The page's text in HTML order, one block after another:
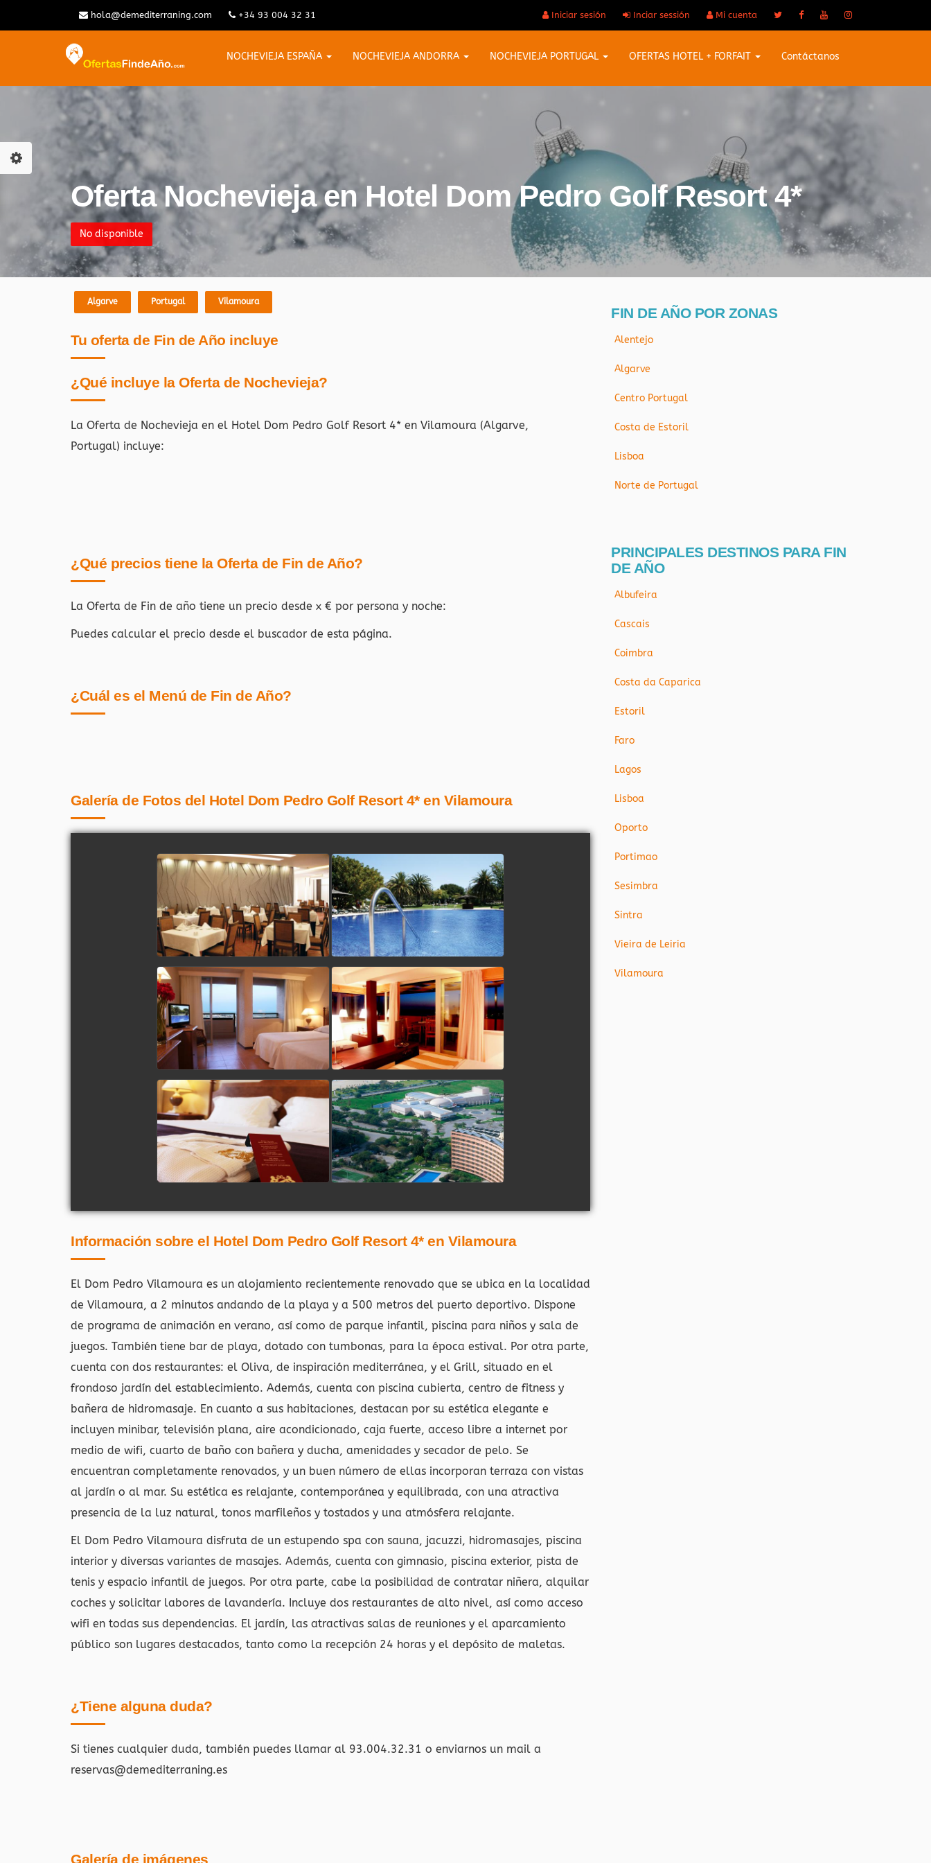
hola@demediterraning.com +34 93 004 32 31 Iniciar sesión Inciar sessión Mi cuenta
NOCHEVIEJA ESPAÑA NOCHEVIEJA ANDORRA NOCHEVIEJA PORTUGAL OFERTAS HOTEL + FORFAIT Contáctanos
Oferta Nochevieja en Hotel Dom Pedro Golf Resort 4*
No disponible
Algarve Portugal Vilamoura
Tu oferta de Fin de Año incluye
¿Qué incluye la Oferta de Nochevieja?
La Oferta de Nochevieja en el Hotel Dom Pedro Golf Resort 4* en Vilamoura (Algarve,
Portugal) incluye:
¿Qué precios tiene la Oferta de Fin de Año?
La Oferta de Fin de año tiene un precio desde x € por persona y noche:
Puedes calcular el precio desde el buscador de esta página.
¿Cuál es el Menú de Fin de Año?
Galería de Fotos del Hotel Dom Pedro Golf Resort 4* en Vilamoura
Información sobre el Hotel Dom Pedro Golf Resort 4* en Vilamoura
El Dom Pedro Vilamoura es un alojamiento recientemente renovado que se ubica en la localidad
de Vilamoura, a 2 minutos andando de la playa y a 500 metros del puerto deportivo. Dispone
de programa de animación en verano, así como de parque infantil, piscina para niños y sala de
juegos. También tiene bar de playa, dotado con tumbonas, para la época estival. Por otra parte,
cuenta con dos restaurantes: el Oliva, de inspiración mediterránea, y el Grill, situado en el
frondoso jardín del establecimiento. Además, cuenta con piscina cubierta, centro de fitness y
bañera de hidromasaje. En cuanto a sus habitaciones, destacan por su estética elegante e
incluyen minibar, televisión plana, aire acondicionado, caja fuerte, acceso libre a internet por
medio de wifi, cuarto de baño con bañera y ducha, amenidades y secador de pelo. Se
encuentran completamente renovados, y un buen número de ellas incorporan terraza con vistas
al jardín o al mar. Su estética es relajante, contemporánea y equilibrada, con una atractiva
presencia de la luz natural, tonos marfileños y tostados y una atmósfera relajante.
El Dom Pedro Vilamoura disfruta de un estupendo spa con sauna, jacuzzi, hidromasajes, piscina
interior y diversas variantes de masajes. Además, cuenta con gimnasio, piscina exterior, pista de
tenis y espacio infantil de juegos. Por otra parte, cabe la posibilidad de contratar niñera, alquilar
coches y solicitar labores de lavandería. Incluye dos restaurantes de alto nivel, así como acceso
wifi en todas sus dependencias. El jardín, las atractivas salas de reuniones y el aparcamiento
público son lugares destacados, tanto como la recepción 24 horas y el depósito de maletas.
¿Tiene alguna duda?
Si tienes cualquier duda, también puedes llamar al 93.004.32.31 o enviarnos un mail a
reservas@demediterraning.es
Galería de imágenes
FIN DE AÑO POR ZONAS
Alentejo
Algarve
Centro Portugal
Costa de Estoril
Lisboa
Norte de Portugal
PRINCIPALES DESTINOS PARA FIN
DE AÑO
Albufeira
Cascais
Coimbra
Costa da Caparica
Estoril
Faro
Lagos
Lisboa
Oporto
Portimao
Sesimbra
Sintra
Vieira de Leiria
Vilamoura